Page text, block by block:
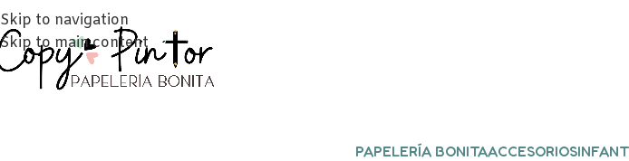
Skip to navigation
Skip to main content
PAPELERÍA BONITAACCESORIOS